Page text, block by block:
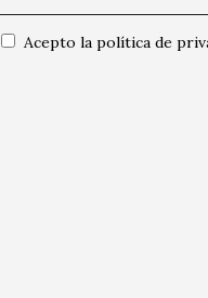
Acepto la política de